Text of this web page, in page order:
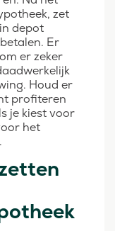
zet
depot
Er
er zeker
Houd er
profiteren
je kiest voor
het